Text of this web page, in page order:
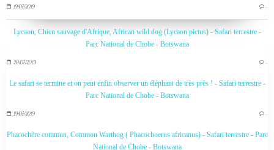
19/07/2019 …
Lycaon, Chien sauvage d'Afrique, African wild dog (Lycaon pictus) - Safari terrestre -
Parc National de Chobe - Botswana
20/07/2019 …
Le safari se termine et on peut enfin observer un éléphant de très près ! - Safari terrestre -
Parc National de Chobe - Botswana
19/07/2019 …
Phacochère commun, Common Warthog ( Phacochoerus africanus) - Safari terrestre - Parc
National de Chobe - Botswana